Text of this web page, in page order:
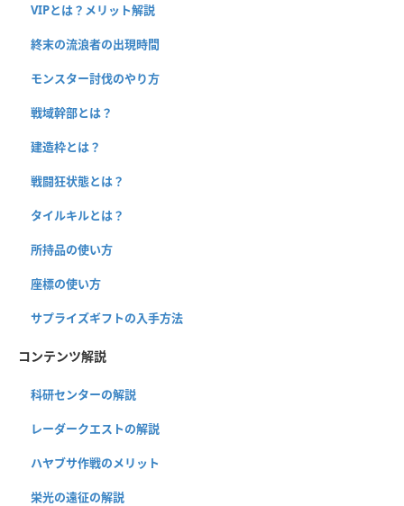
VIPとは？メリット解説
終末の流浪者の出現時間
モンスター討伐のやり方
戦域幹部とは？
建造枠とは？
戦闘狂状態とは？
タイルキルとは？
所持品の使い方
座標の使い方
サプライズギフトの入手方法
コンテンツ解説
科研センターの解説
レーダークエストの解説
ハヤブサ作戦のメリット
栄光の遠征の解説